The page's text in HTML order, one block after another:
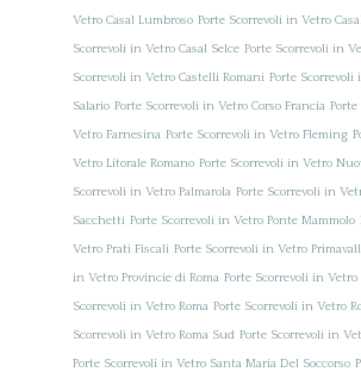
Vetro Casal Lumbroso Porte Scorrevoli in Vetro
Scorrevoli in Vetro Casal Selce Porte Scorrevoli in
Scorrevoli in Vetro Castelli Romani Porte Scorrevoli
Salario Porte Scorrevoli in Vetro Corso Francia
Vetro Farnesina Porte Scorrevoli in Vetro Fleming
Vetro Litorale Romano Porte Scorrevoli in Vetro
Scorrevoli in Vetro Palmarola Porte Scorrevoli in
Sacchetti Porte Scorrevoli in Vetro Ponte Mammolo
Vetro Prati Fiscali Porte Scorrevoli in Vetro
in Vetro Provincie di Roma Porte Scorrevoli in Vetro
Scorrevoli in Vetro Roma Porte Scorrevoli in Vetro
Scorrevoli in Vetro Roma Sud Porte Scorrevoli in
Porte Scorrevoli in Vetro Santa Maria Del Soccorso